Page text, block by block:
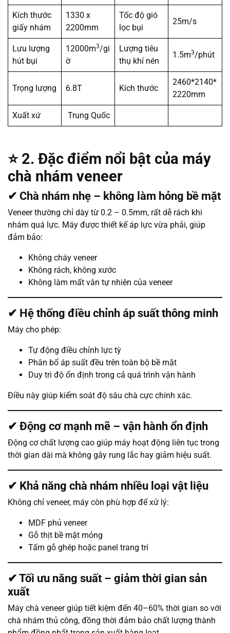
Kích thước
giấy nhám
1330 x
2200mm
Tốc độ gió
lọc bụi
25m/s
Lưu lượng
hút bụi
12000m3/gi
ờ
Lượng tiêu
thụ khí nén
1.5m3/phút
Trọng lượng 6.8T Kích thước
2460*2140*
2220mm
Xuất xứ Trung Quốc
⭐ 2. Đặc điểm nổi bật của máy
chà nhám veneer
✔ Chà nhám nhẹ – không làm hỏng bề mặt
Veneer thường chỉ dày từ 0.2 – 0.5mm, rất dễ rách khi
nhám quá lực. Máy được thiết kế áp lực vừa phải, giúp
đảm bảo:
Không cháy veneer
Không rách, không xước
Không làm mất vân tự nhiên của veneer
✔ Hệ thống điều chỉnh áp suất thông minh
Máy cho phép:
Tự động điều chỉnh lực tỳ
Phân bổ áp suất đều trên toàn bộ bề mặt
Duy trì độ ổn định trong cả quá trình vận hành
Điều này giúp kiểm soát độ sâu chà cực chính xác.
✔ Động cơ mạnh mẽ – vận hành ổn định
Động cơ chất lượng cao giúp máy hoạt động liên tục trong
thời gian dài mà không gây rung lắc hay giảm hiệu suất.
✔ Khả năng chà nhám nhiều loại vật liệu
Không chỉ veneer, máy còn phù hợp để xử lý:
MDF phủ veneer
Gỗ thịt bề mặt mỏng
Tấm gỗ ghép hoặc panel trang trí
✔ Tối ưu năng suất – giảm thời gian sản
xuất
Máy chà veneer giúp tiết kiệm đến 40–60% thời gian so với
chà nhám thủ công, đồng thời đảm bảo chất lượng thành